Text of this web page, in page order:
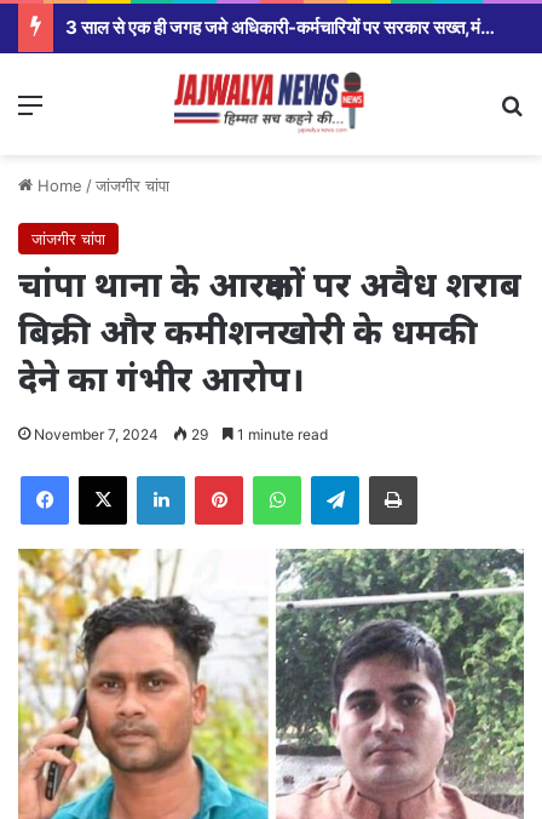
पड़रिया तालाब में डूबे युवक का शव डीडीआरफ टीम ने किया बरामद
Menu
Home /जांजगीर चांपा
जांजगीर चांपा
चांपा थाना के आरक्षकों पर अवैध शराब
बिक्री और कमीशनखोरी के धमकी
देने का गंभीर आरोप।
November 7, 2024 29 1 minute read
Facebook
X LinkedInPinterestWhatsAppTelegramPrint